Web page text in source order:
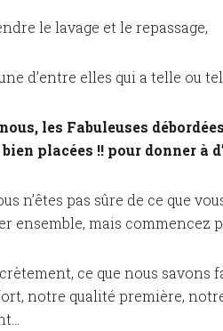
le lavage et le repassage,
d’entre elles qui a telle ou
les Fabuleuses
placées !! pour donner à
n’êtes pas sûre de ce que
ensemble, mais commencez
ce que nous savons
notre qualité première,